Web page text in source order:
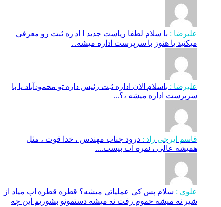
علیرضا : با سلام لطفا ریاست جدید ا اداره ثبت‌ رو معرفی
میکنید یا هنوز با سرپرست اداره‌ میشه...
علیرضا : باسلام الان اداره ثبت رئیس داره تو محمودآباد یا با
سرپرست اداره میشه ،؟...
قاسم ایرجی راد : درود جناب مهندس ، خدا قوت ، مثل
همیشه عالی ، نمره ات بیست....
علوی : سلام پس کی عملیاتی میشه؟ قطره قطره اب میاد از
شیر نه میشه حموم رفت نه میشه دستمونو بشوریم این چه